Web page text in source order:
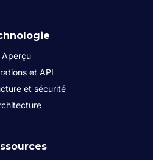
Aperçu
et API
et sécurité